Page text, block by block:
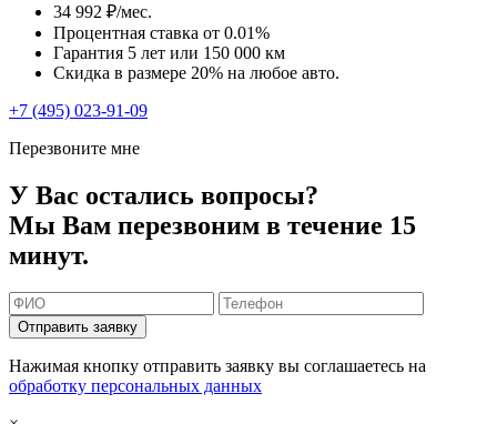
34 992 ₽/мес.
Процентная ставка от 0.01%
Гарантия 5 лет или 150 000 км
Скидка в размере 20% на любое авто.
+7 (495) 023-91-09
Перезвоните мне
У Вас остались вопросы?
Мы Вам перезвоним в течение 15
минут.
Отправить заявку
Нажимая кнопку отправить заявку вы соглашаетесь на
обработку персональных данных